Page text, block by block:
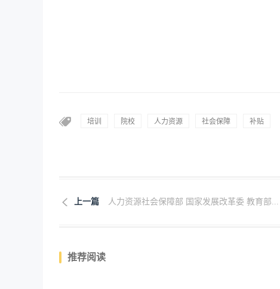
培训 院校 人力资源 社会保障 补贴
上一篇 人力资源社会保障部 国家发展改革委 教育部...
推荐阅读